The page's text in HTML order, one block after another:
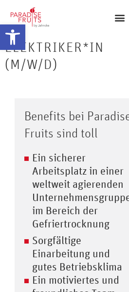
Open toolbar
ELEKTRIKER*IN
(M/W/D)
Benefits bei
Fruits sind toll
Ein sicherer
Arbeitsplatz in einer
weltweit agierenden
im Bereich der
Gefriertrocknung
Sorgfältige
Einarbeitung und
gutes Betriebsklima
Ein motiviertes und